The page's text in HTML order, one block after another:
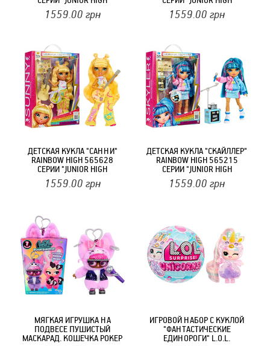
ROCKBAND" С АКСЕССУАРАМИ
1559.00 грн ROCKBAND" С АКСЕССУАРАМИ
1559.00 грн
ДЕТСКАЯ КУКЛА "САННИ"
RAINBOW HIGH 565628
СЕРИИ "JUNIOR HIGH
ROCKBAND" С АКСЕССУАРАМИ
1559.00 грн
ДЕТСКАЯ КУКЛА "СКАЙЛЛЕР"
RAINBOW HIGH 565215
СЕРИИ "JUNIOR HIGH
ROCKBAND" С АКСЕССУАРАМИ
1559.00 грн
МЯГКАЯ ИГРУШКА НА
ПОДВЕСЕ ПУШИСТЫЙ
МАСКАРАД. КОШЕЧКА РОКЕР
ИГРОВОЙ НАБОР С КУКЛОЙ
"ФАНТАСТИЧЕСКИЕ
ЕДИНОРОГИ" L.O.L.